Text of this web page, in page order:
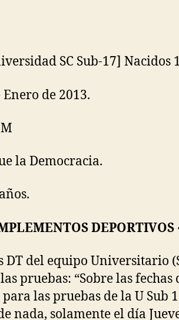
SC Sub-17] Nacidos
Enero de 2013.
la Democracia.
DEPORTIVOS
DT del equipo Universitario
pruebas: “Sobre las fechas
las pruebas de la U Sub
nada, solamente el día